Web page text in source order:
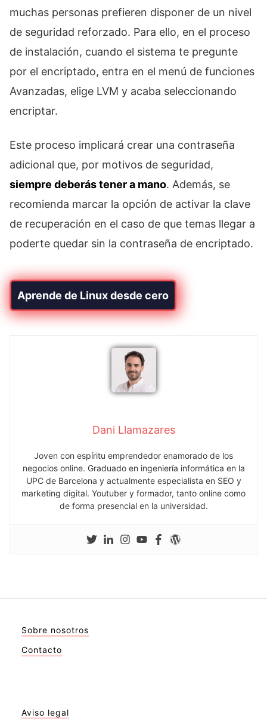
muchas personas prefieren disponer de un nivel
de seguridad reforzado. Para ello, en el proceso
de instalación, cuando el sistema te pregunte
por el encriptado, entra en el menú de funciones
Avanzadas, elige LVM y acaba seleccionando
encriptar.
Este proceso implicará crear una contraseña
adicional que, por motivos de seguridad,
siempre deberás tener a mano. Además, se
recomienda marcar la opción de activar la clave
de recuperación en el caso de que temas llegar a
poderte quedar sin la contraseña de encriptado.
Aprende de Linux desde cero
Dani Llamazares
Joven con espíritu emprendedor enamorado de los
negocios online. Graduado en ingeniería informática en la
UPC de Barcelona y actualmente especialista en SEO y
marketing digital. Youtuber y formador, tanto online como
de forma presencial en la universidad.
Sobre nosotros
Contacto
Aviso legal